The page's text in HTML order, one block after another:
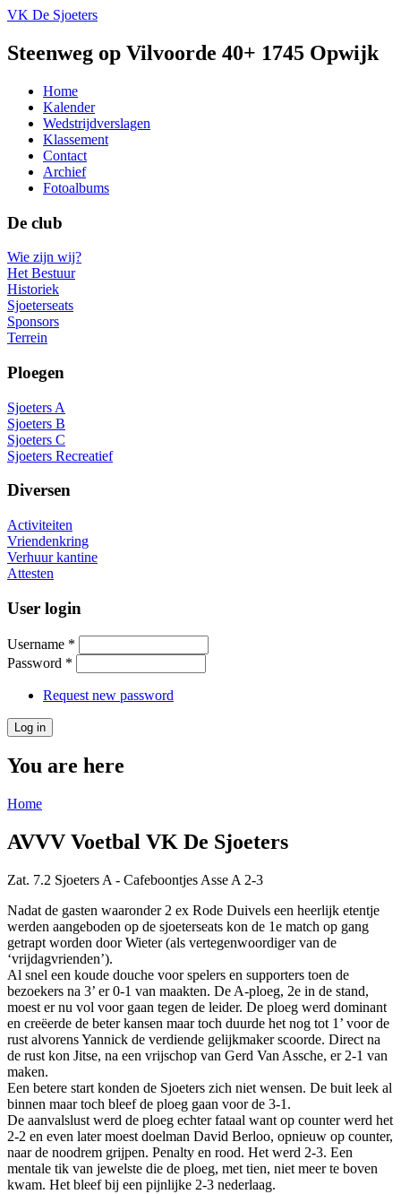
VK De Sjoeters
Steenweg op Vilvoorde 40+ 1745 Opwijk
Home
Kalender
Wedstrijdverslagen
Klassement
Contact
Archief
Fotoalbums
De club
Wie zijn wij?
Het Bestuur
Historiek
Sjoeterseats
Sponsors
Terrein
Ploegen
Sjoeters A
Sjoeters B
Sjoeters C
Sjoeters Recreatief
Diversen
Activiteiten
Vriendenkring
Verhuur kantine
Attesten
User login
Username *
Password *
Request new password
You are here
Home
AVVV Voetbal VK De Sjoeters
Zat. 7.2 Sjoeters A - Cafeboontjes Asse A 2-3
Nadat de gasten waaronder 2 ex Rode Duivels een heerlijk etentje
werden aangeboden op de sjoeterseats kon de 1e match op gang
getrapt worden door Wieter (als vertegenwoordiger van de
‘vrijdagvrienden’).
Al snel een koude douche voor spelers en supporters toen de
bezoekers na 3’ er 0-1 van maakten. De A-ploeg, 2e in de stand,
moest er nu vol voor gaan tegen de leider. De ploeg werd dominant
en creëerde de beter kansen maar toch duurde het nog tot 1’ voor de
rust alvorens Yannick de verdiende gelijkmaker scoorde. Direct na
de rust kon Jitse, na een vrijschop van Gerd Van Assche, er 2-1 van
maken.
Een betere start konden de Sjoeters zich niet wensen. De buit leek al
binnen maar toch bleef de ploeg gaan voor de 3-1.
De aanvalslust werd de ploeg echter fataal want op counter werd het
2-2 en even later moest doelman David Berloo, opnieuw op counter,
naar de noodrem grijpen. Penalty en rood. Het werd 2-3. Een
mentale tik van jewelste die de ploeg, met tien, niet meer te boven
kwam. Het bleef bij een pijnlijke 2-3 nederlaag.